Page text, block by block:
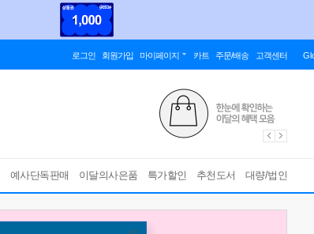
로그인 회원가입 마이페이지 카트 주문/배송 고객센터
예사단독판매 이달의사은품 특가할인 추천도서 대량/법인